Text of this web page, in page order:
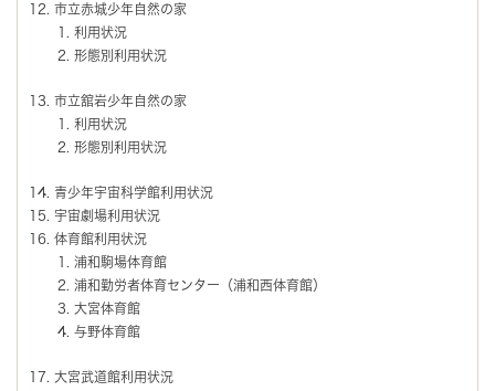
市立赤城少年自然の家
利用状況
形態別利用状況
市立舘岩少年自然の家
利用状況
形態別利用状況
青少年宇宙科学館利用状況
宇宙劇場利用状況
体育館利用状況
浦和駒場体育館
浦和勤労者体育センター（浦和西体育館）
大宮体育館
与野体育館
大宮武道館利用状況